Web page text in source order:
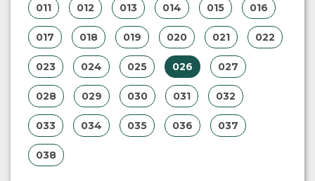
011 012 013 014 015 016
017 018 019 020 021 022
023 024 025 026 027
028 029 030 031 032
033 034 035 036 037
038